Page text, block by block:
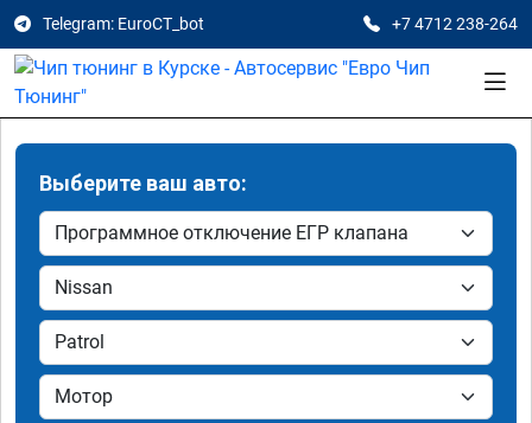
Telegram: EuroCT_bot +7 4712 238-264
Выберите ваш авто: